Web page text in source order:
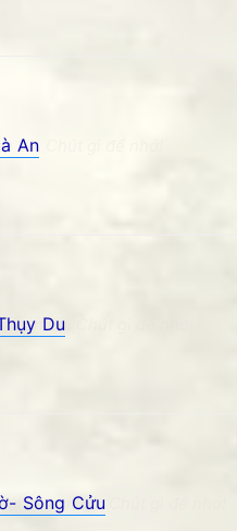
An
bè. Chút gì để nhớ!
Du
bạn bè. Chút gì để nhớ!
Sông Cửu
và bạn bè. Chút gì để nhớ!